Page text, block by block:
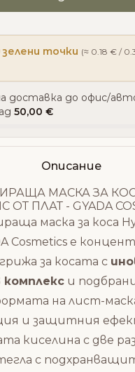
зелени точки (≈ 0.18 € /
доставка до офис/
50,00 €
Описание
МАСКА ЗА
ОТ ПЛАТ - GYADA
маска за коса
Cosmetics е
за косата с
комплекс и
на лист-
и защитния
киселина с две
с